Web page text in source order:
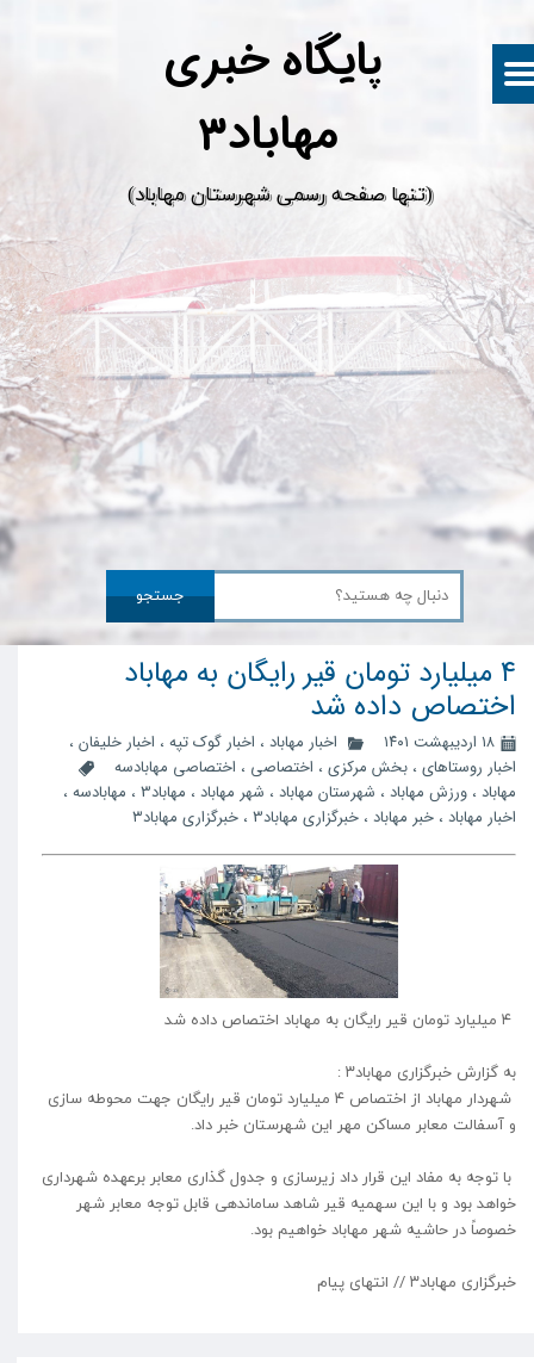
پایگاه خبری
​(تنها صفحه رسمی شهرستان مهاباد)
جستجو
۴ میلیارد تومان قیر رایگان به مهاباد
اختصاص داده شد
۱۸ اردیبهشت ۱۴۰۱ اخبار مهاباد ، اخبار گوک تپه ، اخبار خلیفان ،
اخبار روستاهای ، بخش مرکزی ، اختصاصی ، اختصاصی مهابادسه
مهاباد ، ورزش مهاباد ، شهرستان مهاباد ، شهر مهاباد ، مهاباد3 ، مهابادسه ،
اخبار مهاباد ، خبر مهاباد ، خبرگزاری مهاباد3 ، خبرگزاری مهاباد۳
به گزارش خبرگزاری مهاباد۳ :
شهردار مهاباد از اختصاص ۴ میلیارد تومان قیر رایگان جهت محوطه سازی
و آسفالت معابر مساکن مهر این شهرستان خبر داد.
با توجه به مفاد این قرار داد زیرسازی و جدول گذاری معابر برعهده شهرداری
خواهد بود و با این سهمیه قیر شاهد ساماندهی قابل توجه معابر شهر
خصوصاً در حاشیه شهر مهاباد خواهیم بود.
خبرگزاری مهاباد۳ // انتهای پیام